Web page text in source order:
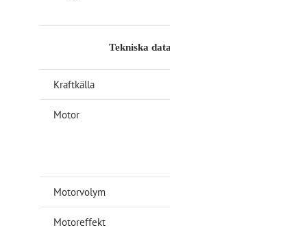
Tekniska data
Kraftkälla
Motor
Motorvolym
Motoreffekt